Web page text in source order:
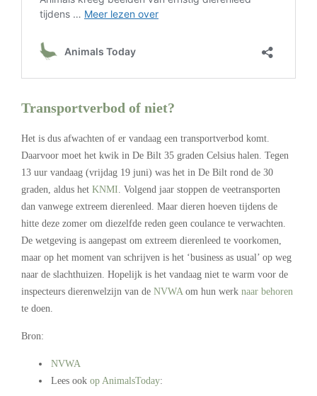
Transportverbod of niet?
Het is dus afwachten of er vandaag een transportverbod komt.
Daarvoor moet het kwik in De Bilt 35 graden Celsius halen. Tegen
13 uur vandaag (vrijdag 19 juni) was het in De Bilt rond de 30
graden, aldus het KNMI. Volgend jaar stoppen de veetransporten
dan vanwege extreem dierenleed. Maar dieren hoeven tijdens de
hitte deze zomer om diezelfde reden geen coulance te verwachten.
De wetgeving is aangepast om extreem dierenleed te voorkomen,
maar op het moment van schrijven is het ‘business as usual’ op weg
naar de slachthuizen. Hopelijk is het vandaag niet te warm voor de
inspecteurs dierenwelzijn van de NVWAom hun werk naar behoren
te doen.
Bron:
NVWA
Lees ook op AnimalsToday: